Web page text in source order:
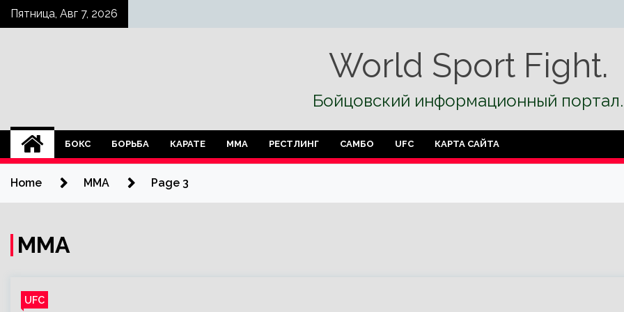
SkipПятница, Авг 7, 2026
World Sport Fight.
Бойцовский информационный портал.
БОКС БОРЬБА КАРАТЕ ММА РЕСТЛИНГ САМБО UFC КАРТА САЙТА
Home MMA Page 3
MMA
UFC